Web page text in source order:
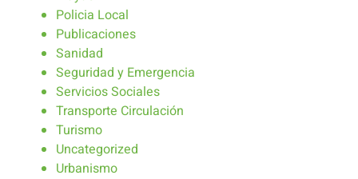
Policia Local
Publicaciones
Sanidad
Seguridad y Emergencia
Servicios Sociales
Transporte Circulación
Turismo
Uncategorized
Urbanismo